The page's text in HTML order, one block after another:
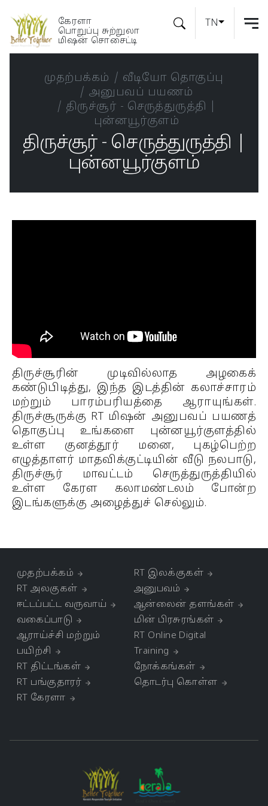
கேரளா
பொறுப்பு சுற்றுலா
மிஷன் சொசைட்டி
TN
முதற்பக்கம்
வீடியோ தொகுப்பு
அனுபவப் பயணம்
திருச்சூர் - செருத்துருத்தி |
புன்னயூர்குளம்
திருச்சூர் - செருத்துருத்தி |
புன்னயூர்குளம்
திருச்சூரின் முடிவில்லாத அழகைக்
கண்டுபிடித்து, இந்த இடத்தின் கலாச்சாரம்
மற்றும் பாரம்பரியத்தை ஆராயுங்கள்.
திருச்சூருக்கு RT மிஷன் அனுபவப் பயணத்
தொகுப்பு உங்களை புன்னயூர்குளத்தில்
உள்ள குனத்தூர் மனை, புகழ்பெற்ற
எழுத்தாளர் மாதவிக்குட்டியின் வீடு நலபாடு,
திருச்சூர் மாவட்டம் செருத்துருத்தியில்
உள்ள கேரள கலாமண்டலம் போன்ற
இடங்களுக்கு அழைத்துச் செல்லும்.
முதற்பக்கம்
RT அலகுகள்
ஈட்டப்பட்ட வருவாய்
வகைப்பாடு
RT இலக்குகள்
அனுபவம்
ஆன்லைன் தளங்கள்
மின் பிரசுரங்கள்
ஆராய்ச்சி மற்றும்
பயிற்சி
RT திட்டங்கள்
RT பங்குதாரர்
RT கேரளா
RT Online Digital
Training
நோக்கங்கள்
தொடர்பு கொள்ள